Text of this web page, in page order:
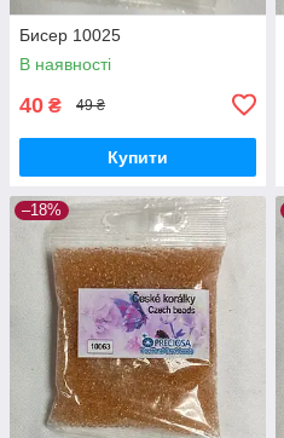
Бисер 10025
В наявності
40 ₴ 49 ₴
Купити
–18%